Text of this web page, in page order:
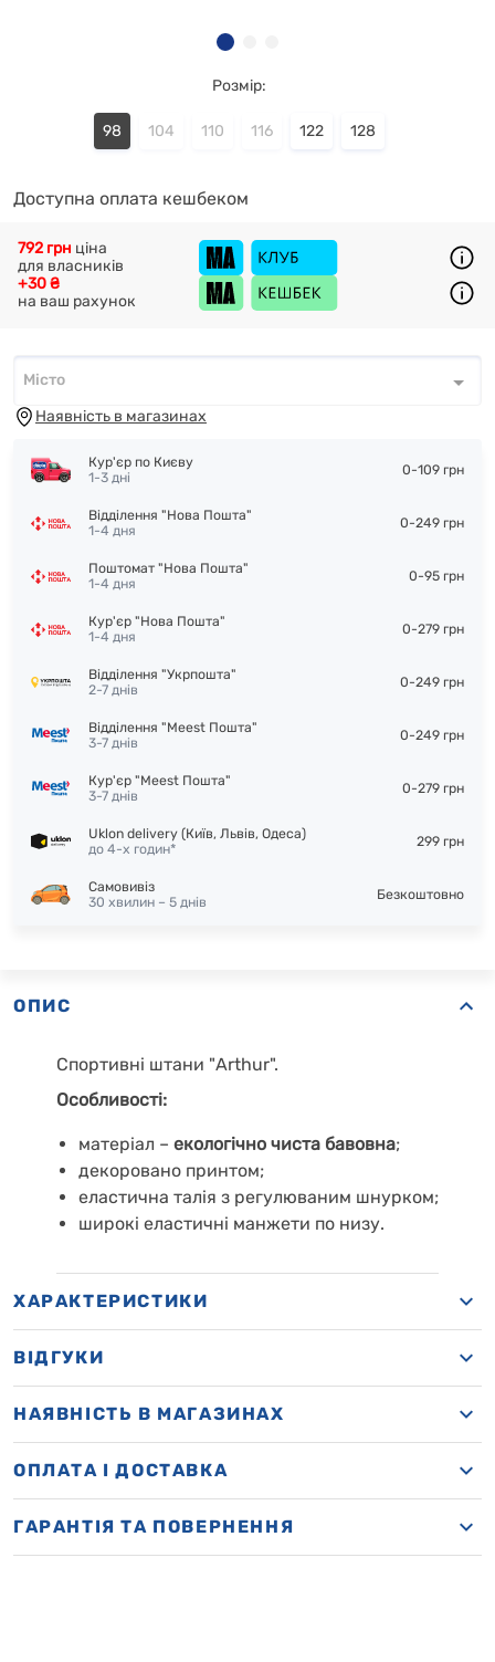
Розмір:
98 104 110 116 122 128
Доступна оплата кешбеком
+30 ₴
на ваш рахунок
792 грн ціна
для власників
Місто*
Місто
Наявність в магазинах
Кур'єр по Києву
1-3 дні
0-109 грн
Відділення "Нова Пошта"
1-4 дня
0-249 грн
Поштомат "Нова Пошта"
1-4 дня
0-95 грн
Кур'єр "Нова Пошта"
1-4 дня
0-279 грн
Відділення "Укрпошта"
2-7 днів
0-249 грн
Відділення "Meest Пошта"
3-7 днів
0-249 грн
Кур'єр "Meest Пошта"
3-7 днів
0-279 грн
Uklon delivery (Київ, Львів, Одеса)
до 4-х годин*
299 грн
Самовивіз
30 хвилин – 5 днів
Безкоштовно
ОПИС
Спортивні штани "Arthur".
Особливості:
матеріал – екологічно чиста бавовна;
декоровано принтом;
еластична талія з регулюваним шнурком;
широкі еластичні манжети по низу.
ХАРАКТЕРИСТИКИ
ВІДГУКИ
НАЯВНІСТЬ В МАГАЗИНАХ
OПЛАТА І ДОСТАВКА
ГАРАНТІЯ ТА ПОВЕРНЕННЯ